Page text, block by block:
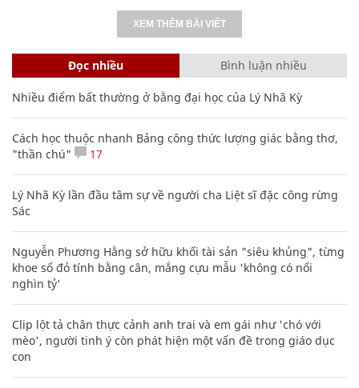
XEM THÊM BÀI VIẾT
Đọc nhiều Bình luận nhiều
Nhiều điểm bất thường ở bằng đại học của Lý Nhã Kỳ
Cách học thuộc nhanh Bảng công thức lượng giác bằng thơ,
"thần chú"
17
Lý Nhã Kỳ lần đầu tâm sự về người cha Liệt sĩ đặc công rừng
Sác
Nguyễn Phương Hằng sở hữu khối tài sản "siêu khủng", từng
khoe sổ đỏ tính bằng cân, mắng cựu mẫu 'không có nổi
nghìn tỷ'
Clip lột tả chân thực cảnh anh trai và em gái như 'chó với
mèo', người tinh ý còn phát hiện một vấn đề trong giáo dục
con